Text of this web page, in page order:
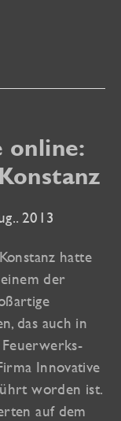
online:
2013
hatte
der
das auch in
Innovative
worden ist.
auf dem